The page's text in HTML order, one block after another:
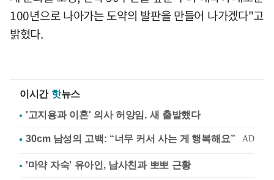
100년으로 나아가는 도약의 발판을 만들어 나가겠다"고
밝혔다.
이시간 핫뉴스
'고지용과 이혼' 의사 허양임, 새 출발했다
'마약 자숙' 유아인, 남사친과 뽀뽀 근황